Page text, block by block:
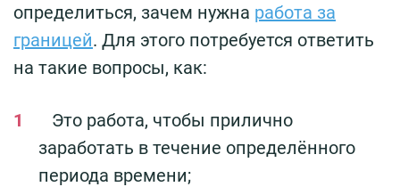
определиться, зачем нужна работа за
границей. Для этого потребуется ответить
на такие вопросы, как:
Это работа, чтобы прилично
заработать в течение определённого
периода времени;